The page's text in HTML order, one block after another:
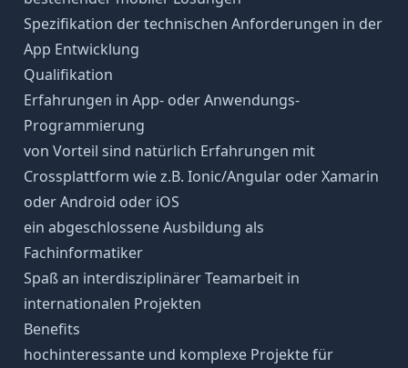
Spezifikation der technischen Anforderungen in der
App Entwicklung
Qualifikation
Erfahrungen in App- oder Anwendungs-
Programmierung
von Vorteil sind natürlich Erfahrungen mit
Crossplattform wie z.B. Ionic/Angular oder Xamarin
oder Android oder iOS
ein abgeschlossene Ausbildung als
Fachinformatiker
Spaß an interdisziplinärer Teamarbeit in
internationalen Projekten
Benefits
hochinteressante und komplexe Projekte für